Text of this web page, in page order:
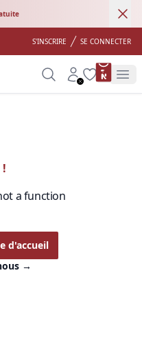
S'INSCRIRE SE CONNECTER
SearchAccount
Wishlist
a function
d'accueil
→